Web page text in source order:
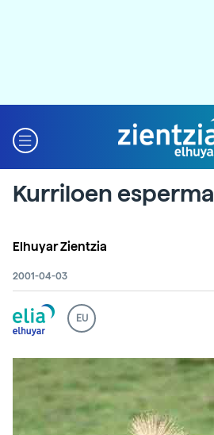
Kurriloen esperma
Elhuyar Zientzia
2001-04-03
EU